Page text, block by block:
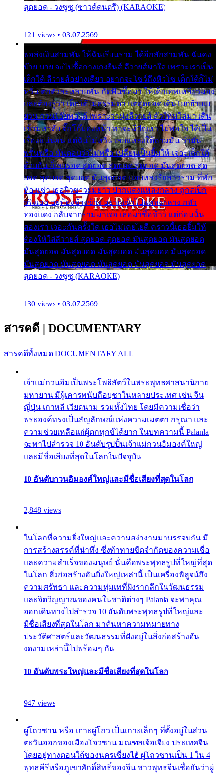
สุดยอด - วงซูซู (ซาวด์ดนตรี) (KARAOKE)
121 views • 03.07.2569
พ่อส่งเงินสามพัน ให้ฉันเรียนราม ได้อีกสักสามพัน ฉันคง
บ๊าย บาย จะไปซื้อกางเกงยีนส์ ลีวายส์มาใส่ เพราะเราเป็น
เด็กใต้ ลีวายส์อย่างเดียว อยากจะโชว์ถึงหิวโซ เด็กใต้ก็ไม่
หวั่น ตกตัวละหลายพัน กัดฟันซื้อมา ให้เด็กเทพเหลียวมอง
และต้องรู้ว่า เด็กใต้ไม่ธรรมดา แต่สุดยอด เดินโยกย้ายเย
ยวน กวนโอ๊ยพอได้ เพราะว่านุ่งลีวายส์ ตัวใหม่ใส่มา เดิน
เข้ามหาลัย จิ๊กโก๊มองหน้า ท่าจะมีปัญหา ไม่พอใจ ได้เป็น
เรื่องแน่นอน แต่ฉันไม่หวั่น เลยแหลงใต้ถามมัน ว่ามัน
พรั่นพรือ มันตอบว่าไม่พรื่อ เปลี่ยนเป็นยิ้มให้ เจอะเด็กใต้
ด้วยกัน ก็เลยรอด สุดยอด สุดยอด สุดยอด มันสุดยอด สุด
ยอด สุดยอด สุดยอด มันสุดยอด แอบหลงรักสาวราม ที่พัก
ห้องเช่า เธอผิวขาวผมยาว ปากแดงแหลงกลาง ถูกสเป็ก
จริงเธอ อยู่ห้องข้างข้าง อยากเข้าไปแหลงกลาง กลัว
ทองแดง กลับจากรามมาเจอ เธอมาซื้อข้าว แต่ก่อนนั้น
สองเรา เจอะกันครั้งใด เธอไม่เคยไยดี คราวนี้เธอยิ้มให้
ต้องให้ใส่ลีวายส์ สุดยอด สุดยอด มันสุดยอด มันสุดยอด
มันสุดยอด มันสุดยอด มันสุดยอด มันสุดยอด มันสุดยอด
มันสุดยอด มันสุดยอด มันสุดยอด มันสุดยอด มันสุดยอด
สุดยอด - วงซูซู (KARAOKE)
130 views • 03.07.2569
สารคดี | DOCUMENTARY
สารคดีทั้งหมด DOCUMENTARY ALL
เจ้าแม่กวนอิมเป็นพระโพธิสัตว์ในพระพุทธศาสนานิกาย
มหายาน มีผู้เคารพนับถือบูชาในหลายประเทศ เช่น จีน
ญี่ปุ่น เกาหลี เวียดนาม รวมทั้งไทย โดยมีความเชื่อว่า
พระองค์ทรงเป็นสัญลักษณ์แห่งความเมตตา กรุณา และ
ความช่วยเหลือแก่ผู้ตกทุกข์ได้ยาก ในบทความนี้ Palanla
จะพาไปสำรวจ 10 อันดับรูปปั้นเจ้าแม่กวนอิมองค์ใหญ่
และมีชื่อเสียงที่สุดในโลกในปัจจุบัน
10 อันดับกวนอิมองค์ใหญ่และมีชื่อเสียงที่สุดในโลก
2,848 views
ในโลกที่ความยิ่งใหญ่และความสง่างามมาบรรจบกัน มี
การสร้างสรรค์ที่น่าทึ่ง ซึ่งท้าทายขีดจำกัดของความเชื่อ
และความสำเร็จของมนุษย์ นั่นคือพระพุทธรูปที่ใหญ่ที่สุด
ในโลก สิ่งก่อสร้างอันยิ่งใหญ่เหล่านี้ เป็นเครื่องพิสูจน์ถึง
ความศรัทธา และความทุ่มเทที่ฝังรากลึกในวัฒนธรรม
และจิตวิญญาณของคนในชาติต่างๆ Palanla จะพาคุณ
ออกเดินทางไปสำรวจ 10 อันดับพระพุทธรูปที่ใหญ่และ
มีชื่อเสียงที่สุดในโลก มาค้นหาความหมายทาง
ประวัติศาสตร์และวัฒนธรรมที่ฝังอยู่ในสิ่งก่อสร้างอัน
งดงามเหล่านี้ไปพร้อมๆ กัน
10 อันดับพระใหญ่และมีชื่อเสียงที่สุดในโลก
947 views
ผู่โถวซาน หรือ เกาะผู่โถว เป็นเกาะเล็กๆ ที่ตั้งอยู่ในส่วน
ตะวันออกของเมืองโจวซาน มณฑลเจ้อเจียง ประเทศจีน
โดยอยู่ทางตอนใต้ของนครเซี่ยงไฮ้ ผู่โถวซานเป็น 1 ใน 4
พุทธคีรีหรือภูเขาศักดิ์สิทธิ์ของจีน ชาวพุทธจีนเชื่อกันว่าผู่